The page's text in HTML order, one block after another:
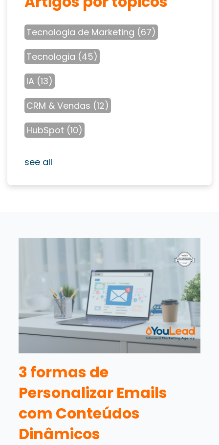
Tecnologia de Marketing (67)
Tecnologia (45)
IA (13)
CRM & Vendas (12)
HubSpot (10)
see all
3 formas de
Personalizar Emails
com Conteúdos
Dinâmicos